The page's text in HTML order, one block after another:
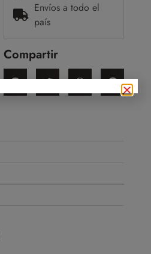
Envíos a todo el
país
Compartir